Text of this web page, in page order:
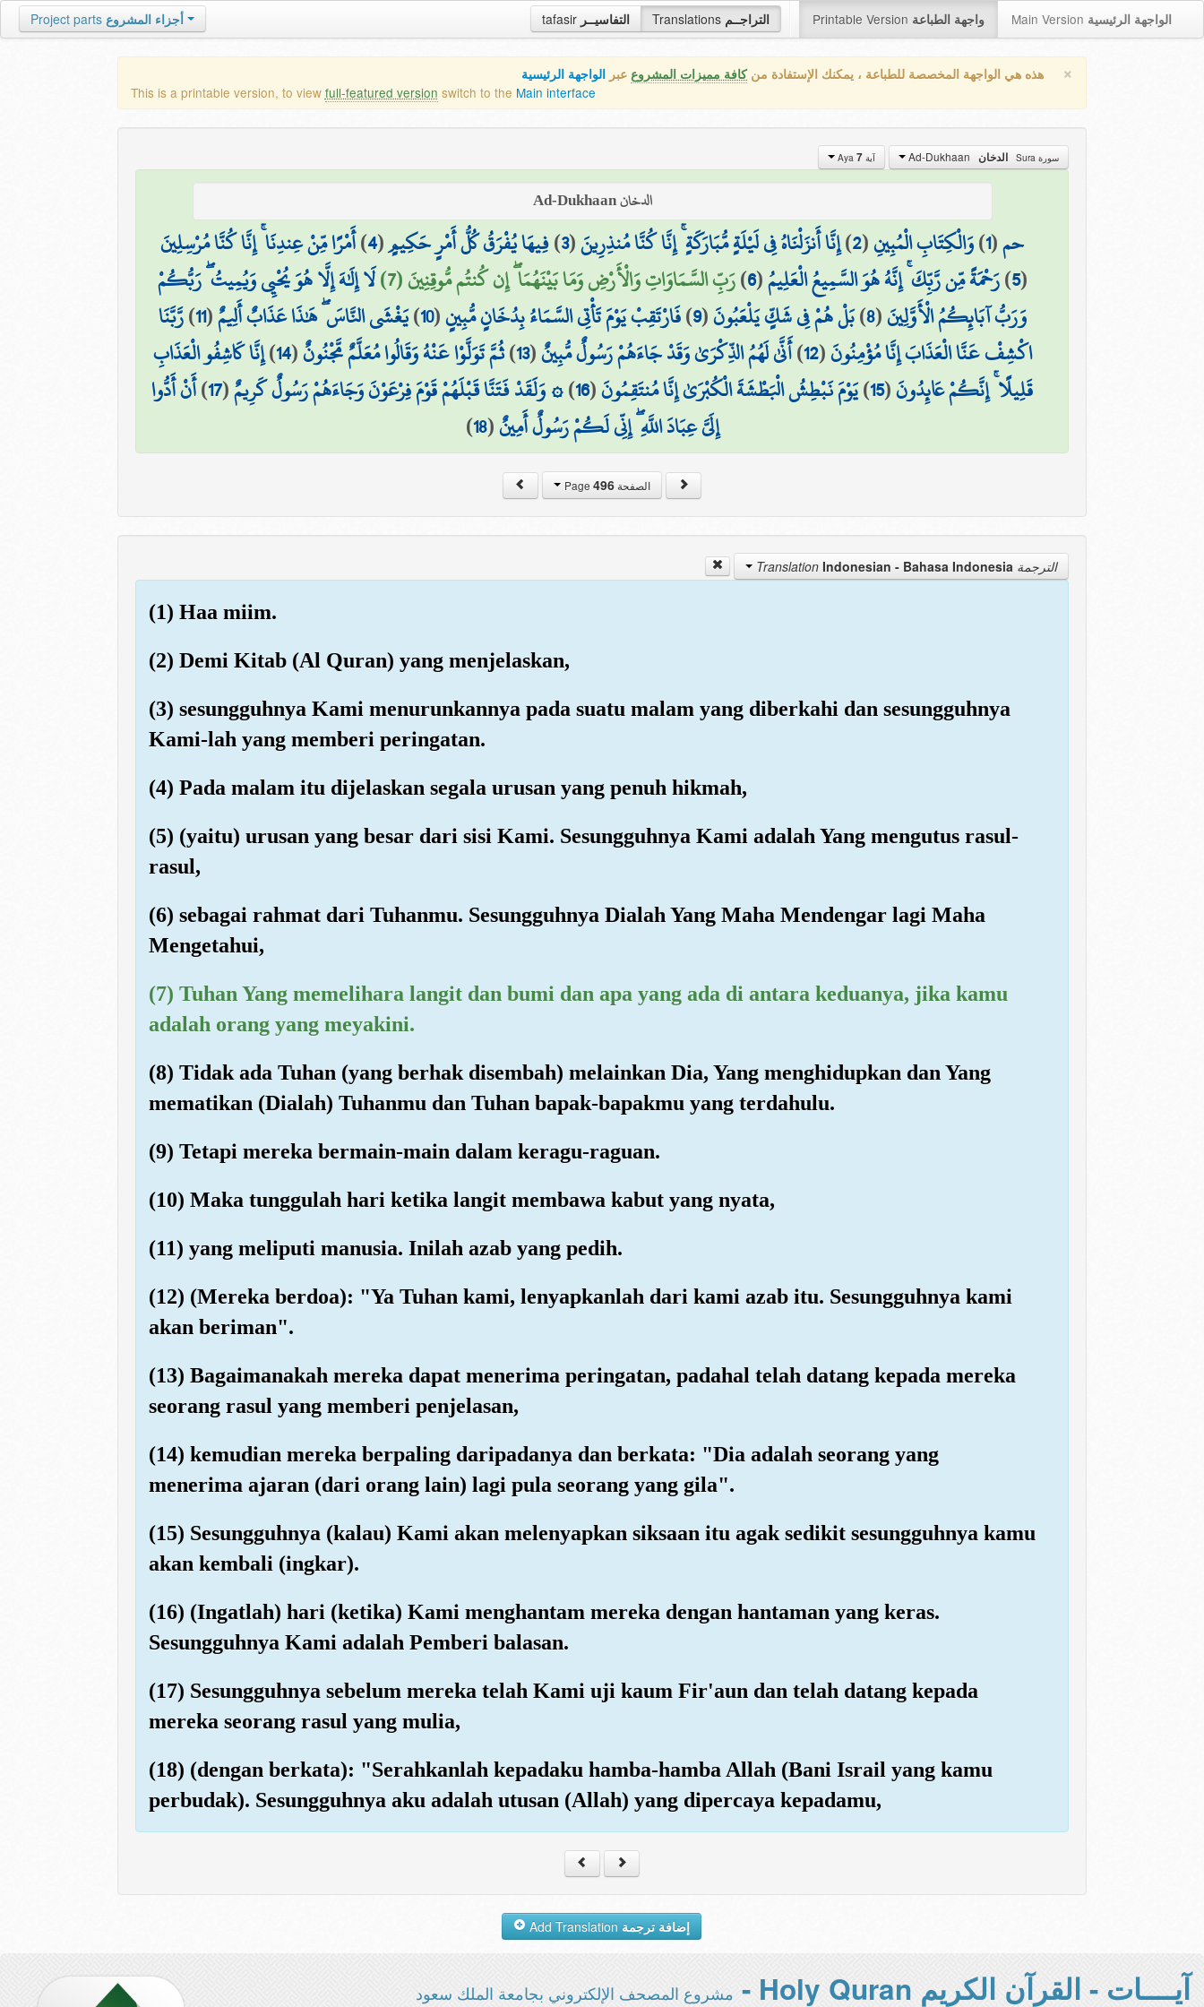
tafasir التفاسيــر Translations التراجــم Printable Version واجهة الطباعة Main Version الواجهة الرئيسية Project parts أجزاء المشروع
× هذه هي الواجهة المخصصة للطباعة ، يمكنك الإستفادة منكافة مميزات المشروع عبر الواجهة الرئيسية
This is a printable version, to view full-featured version switch to the Main interface
سورة Sura الدخان آية Aya 7
الدخان Ad-Dukhaan
حم(
1
)وَالْكِتَابِ الْمُبِينِ(
2
)إِنَّا أَنزَلْنَاهُ فِي لَيْلَةٍ مُّبَارَكَةٍ ۚ إِنَّا كُنَّا مُنذِرِينَ(
3
)فِيهَا يُفْرَقُ كُلُّ أَمْرٍ حَكِيمٍ(
4
)أَمْرًا مِّنْ عِندِنَا ۚ إِنَّا كُنَّا مُرْسِلِينَ
(
5
)رَحْمَةً مِّن رَّبِّكَ ۚ إِنَّهُ هُوَ السَّمِيعُ الْعَلِيمُ(
6
)رَبِّ السَّمَاوَاتِ وَالْأَرْضِ وَمَا بَيْنَهُمَا ۖ إِن كُنتُم مُّوقِنِينَ (7) لَا إِلَٰهَ إِلَّا هُوَ يُحْيِي وَيُمِيتُ ۖ رَبُّكُمْ
وَرَبُّ آبَائِكُمُ الْأَوَّلِينَ(
8
)بَلْ هُمْ فِي شَكٍّ يَلْعَبُونَ(
9
)فَارْتَقِبْ يَوْمَ تَأْتِي السَّمَاءُ بِدُخَانٍ مُّبِينٍ(
10
)يَغْشَى النَّاسَ ۖ هَٰذَا عَذَابٌ أَلِيمٌ(
11
)رَّبَّنَا
اكْشِفْ عَنَّا الْعَذَابَ إِنَّا مُؤْمِنُونَ(
12
)أَنَّىٰ لَهُمُ الذِّكْرَىٰ وَقَدْ جَاءَهُمْ رَسُولٌ مُّبِينٌ(
13
)ثُمَّ تَوَلَّوْا عَنْهُ وَقَالُوا مُعَلَّمٌ مَّجْنُونٌ(
14
)إِنَّا كَاشِفُو الْعَذَابِ
قَلِيلًا ۚ إِنَّكُمْ عَائِدُونَ(
15
)يَوْمَ نَبْطِشُ الْبَطْشَةَ الْكُبْرَىٰ إِنَّا مُنتَقِمُونَ(
16
)۞ وَلَقَدْ فَتَنَّا قَبْلَهُمْ قَوْمَ فِرْعَوْنَ وَجَاءَهُمْ رَسُولٌ كَرِيمٌ(
17
)أَنْ أَدُّوا
إِلَيَّ عِبَادَ اللَّهِ ۖ إِنِّي لَكُمْ رَسُولٌ أَمِينٌ(
18
)
الصفحة Page496
الترجمة Translation Indonesian - Bahasa Indonesia
(1) Haa miim.
(2) Demi Kitab (Al Quran) yang menjelaskan,
(3) sesungguhnya Kami menurunkannya pada suatu malam yang diberkahi dan sesungguhnya
Kami-lah yang memberi peringatan.
(4) Pada malam itu dijelaskan segala urusan yang penuh hikmah,
(5) (yaitu) urusan yang besar dari sisi Kami. Sesungguhnya Kami adalah Yang mengutus rasul-
rasul,
(6) sebagai rahmat dari Tuhanmu. Sesungguhnya Dialah Yang Maha Mendengar lagi Maha
Mengetahui,
(7) Tuhan Yang memelihara langit dan bumi dan apa yang ada di antara keduanya, jika kamu
adalah orang yang meyakini.
(8) Tidak ada Tuhan (yang berhak disembah) melainkan Dia, Yang menghidupkan dan Yang
mematikan (Dialah) Tuhanmu dan Tuhan bapak-bapakmu yang terdahulu.
(9) Tetapi mereka bermain-main dalam keragu-raguan.
(10) Maka tunggulah hari ketika langit membawa kabut yang nyata,
(11) yang meliputi manusia. Inilah azab yang pedih.
(12) (Mereka berdoa): "Ya Tuhan kami, lenyapkanlah dari kami azab itu. Sesungguhnya kami
akan beriman".
(13) Bagaimanakah mereka dapat menerima peringatan, padahal telah datang kepada mereka
seorang rasul yang memberi penjelasan,
(14) kemudian mereka berpaling daripadanya dan berkata: "Dia adalah seorang yang
menerima ajaran (dari orang lain) lagi pula seorang yang gila".
(15) Sesungguhnya (kalau) Kami akan melenyapkan siksaan itu agak sedikit sesungguhnya kamu
akan kembali (ingkar).
(16) (Ingatlah) hari (ketika) Kami menghantam mereka dengan hantaman yang keras.
Sesungguhnya Kami adalah Pemberi balasan.
(17) Sesungguhnya sebelum mereka telah Kami uji kaum Fir'aun dan telah datang kepada
mereka seorang rasul yang mulia,
(18) (dengan berkata): "Serahkanlah kepadaku hamba-hamba Allah (Bani Israil yang kamu
perbudak). Sesungguhnya aku adalah utusan (Allah) yang dipercaya kepadamu,
إضافة ترجمة
آيــــات - القرآن الكريم Holy Quran - مشروع المصحف الإلكتروني بجامعة الملك سعود